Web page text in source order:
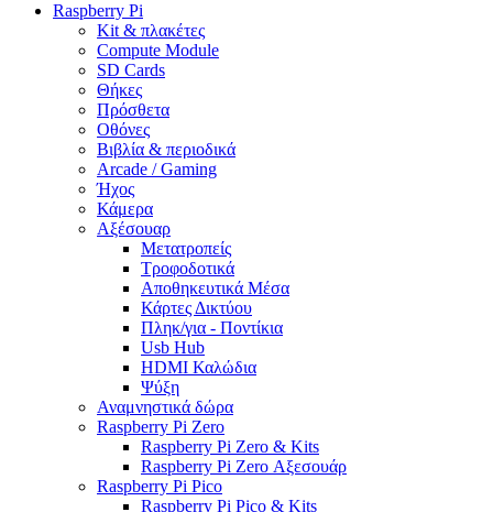
Raspberry Pi
Kit & πλακέτες
Compute Module
SD Cards
Θήκες
Πρόσθετα
Οθόνες
Βιβλία & περιοδικά
Arcade / Gaming
Ήχος
Κάμερα
Αξέσουαρ
Μετατροπείς
Τροφοδοτικά
Αποθηκευτικά Μέσα
Κάρτες Δικτύου
Πληκ/για - Ποντίκια
Usb Hub
HDMI Καλώδια
Ψύξη
Αναμνηστικά δώρα
Raspberry Pi Zero
Raspberry Pi Zero & Kits
Raspberry Pi Zero Αξεσουάρ
Raspberry Pi Pico
Raspberry Pi Pico & Kits